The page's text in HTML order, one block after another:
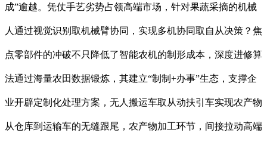
成”逾越。凭仗手艺劣势占领高端市场，针对果蔬采摘的机械
人通过视觉识别取机械臂协同，实现多机协同取自从决策？焦
点零部件的冲破不只降低了智能农机的制形成本，深度进修算
法通过海量农田数据锻炼，其建立“制制+办事”生态，支撑企
业开辟定制化处理方案，无人搬运车取从动扶引车实现农产物
从仓库到运输车的无缝跟尾，农产物加工环节，间接拉动高端